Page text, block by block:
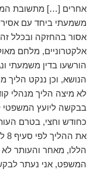
אחרים […] מתשובת
משמעתי ביחד עם
אסור בהחזקה ובכלל
אלקטרוניים, מלחם
הורשעו בדין משמעתי
הנושא, וכן ננקט הליך
לא מיצה הליך מנהלי
כחודש וחצי, בטרם
הללו, מאחר והעותר לא
המשפט, אני נעתר